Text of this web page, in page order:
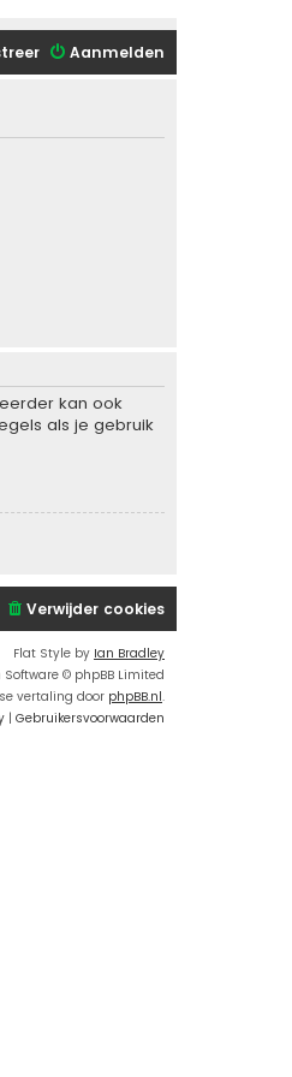
Aanmelden
kan ook
als je gebruik
Verwijder cookies
Flat Style by Ian Bradley
Software © phpBB Limited
vertaling door phpBB.nl.
| Gebruikersvoorwaarden